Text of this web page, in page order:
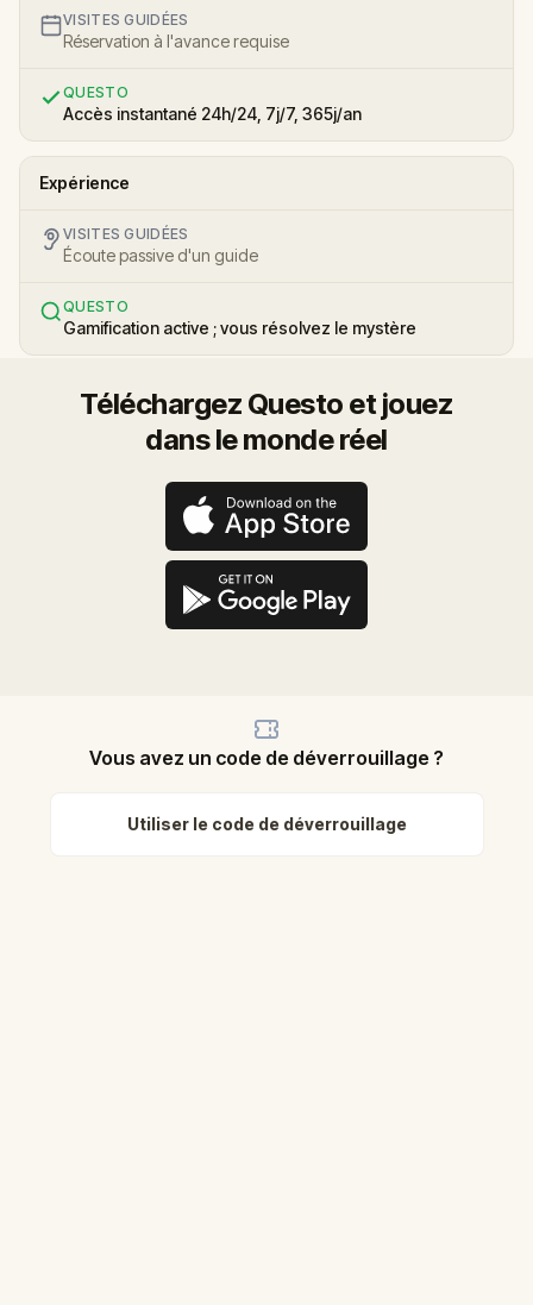
VISITES GUIDÉES
Réservation à l'avance requise
QUESTO
Accès instantané 24h/24, 7j/7, 365j/an
Expérience
VISITES GUIDÉES
Écoute passive d'un guide
QUESTO
Gamification active ; vous résolvez le mystère
Téléchargez Questo et jouez
dans le monde réel
Vous avez un code de déverrouillage ?
Utiliser le code de déverrouillage